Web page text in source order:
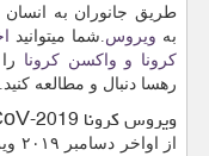
طریق جانوران به
به ویروس.شما میتوانید
کرونا و واکسن کرونا
رهسا دنبال و مطالعه کنید.
ویروس کرونا 2019
از